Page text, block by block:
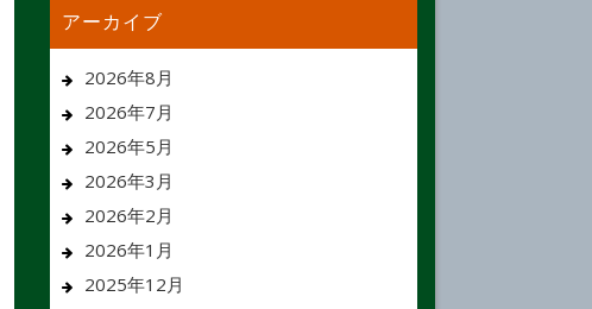
アーカイブ
2026年8月
2026年7月
2026年5月
2026年3月
2026年2月
2026年1月
2025年12月